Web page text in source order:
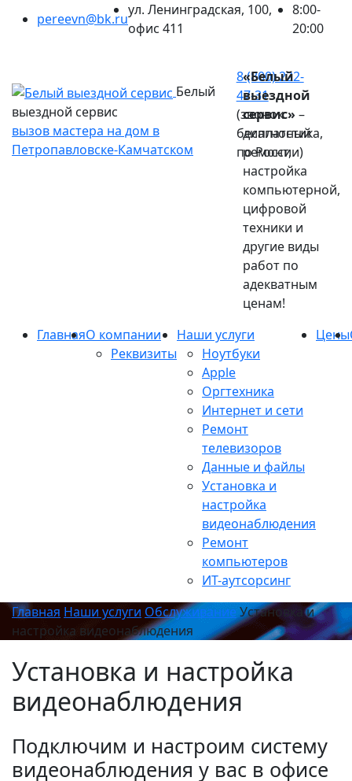
pereevn@bk.ru
ул. Ленинградская, 100,
офис 411
8:00-
20:00
Белый
выездной сервис
вызов мастера на дом в
Петропавловске-Камчатском
8 (800) 222-
47-31
(звонок
бесплатный
по России)
«Белый
выездной
сервис» –
диагностика,
ремонт,
настройка
компьютерной,
цифровой
техники и
другие виды
работ по
адекватным
ценам!
ГлавнаяО компании
Реквизиты
Наши услуги
Ноутбуки
Apple
Оргтехника
Интернет и сети
Ремонт
телевизоров
Данные и файлы
Установка и
настройка
видеонаблюдения
Ремонт
компьютеров
ИТ-аутсорсинг
Цены
Главная Наши услуги ОбслуживаниеУстановка и
настройка видеонаблюдения
Установка и настройка
видеонаблюдения
Подключим и настроим систему
видеонаблюдения у вас в офисе